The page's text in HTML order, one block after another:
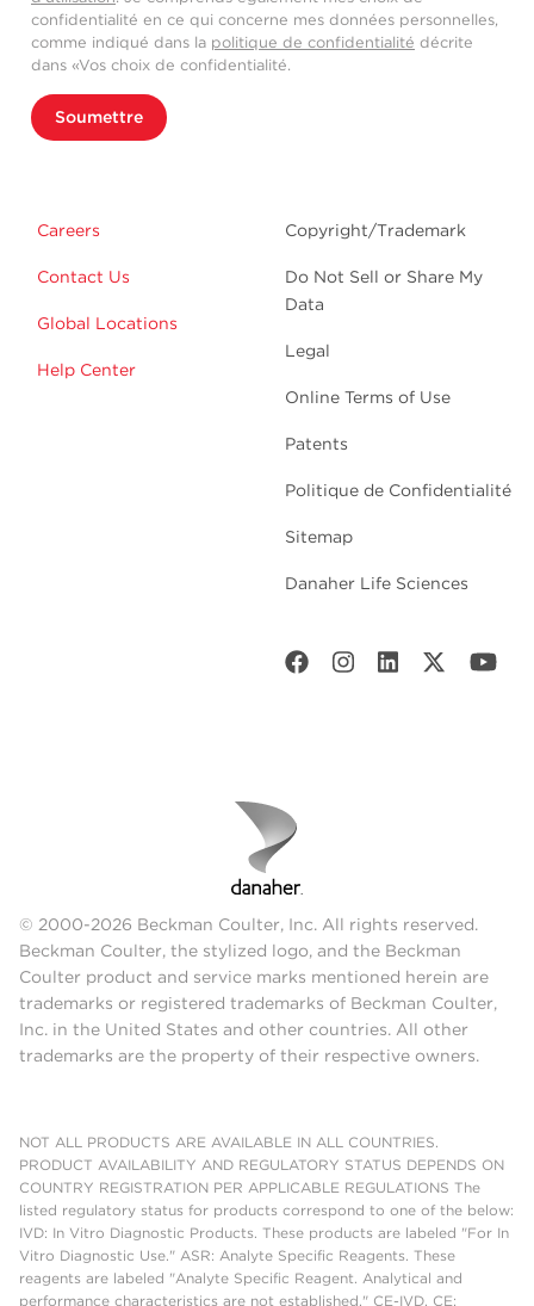
confidentialité en ce qui concerne mes données personnelles,
comme indiqué dans la politique de confidentialité décrite
dans «Vos choix de confidentialité.
Soumettre
Careers
Contact Us
Global Locations
Help Center
Copyright/Trademark
Do Not Sell or Share My
Data
Legal
Online Terms of Use
Patents
Politique de Confidentialité
Sitemap
Danaher Life Sciences
© 2000-2026 Beckman Coulter, Inc. All rights reserved.
Beckman Coulter, the stylized logo, and the Beckman
Coulter product and service marks mentioned herein are
trademarks or registered trademarks of Beckman Coulter,
Inc. in the United States and other countries. All other
trademarks are the property of their respective owners.
NOT ALL PRODUCTS ARE AVAILABLE IN ALL COUNTRIES.
PRODUCT AVAILABILITY AND REGULATORY STATUS DEPENDS ON
COUNTRY REGISTRATION PER APPLICABLE REGULATIONS The
listed regulatory status for products correspond to one of the below:
IVD: In Vitro Diagnostic Products. These products are labeled "For In
Vitro Diagnostic Use." ASR: Analyte Specific Reagents. These
reagents are labeled "Analyte Specific Reagent. Analytical and
performance characteristics are not established." CE-IVD, CE: